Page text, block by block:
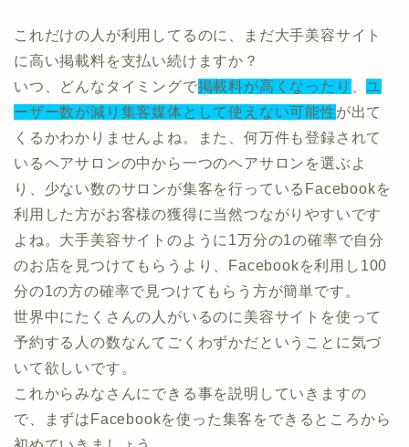
これだけの人が利用してるのに、まだ大手美容サイト
に高い掲載料を支払い続けますか？
いつ、どんなタイミングで掲載料が高くなったり
ユ
ーザー数が減り集客媒体として使えない可能性が出て
くるかわかりませんよね。また、何万件も登録されて
いるヘアサロンの中から一つのヘアサロンを選ぶよ
り、少ない数のサロンが集客を行っているFacebookを
利用した方がお客様の獲得に当然つながりやすいです
よね。大手美容サイトのように1万分の1の確率で自分
のお店を見つけてもらうより、Facebookを利用し100
分の1の方の確率で見つけてもらう方が簡単です。
世界中にたくさんの人がいるのに美容サイトを使って
予約する人の数なんてごくわずかだということに気づ
いて欲しいです。
これからみなさんにできる事を説明していきますの
で、まずはFacebookを使った集客をできるところから